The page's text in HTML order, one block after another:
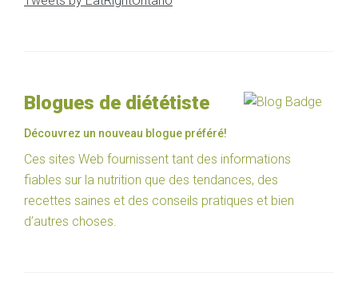
Blogues de diététiste
Découvrez un nouveau blogue préféré!
Ces sites Web fournissent tant des informations
fiables sur la nutrition que des tendances, des
recettes saines et des conseils pratiques et bien
d’autres choses.